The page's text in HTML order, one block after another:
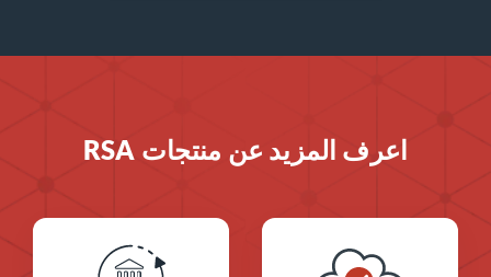
اعرف المزيد عن منتجات RSA